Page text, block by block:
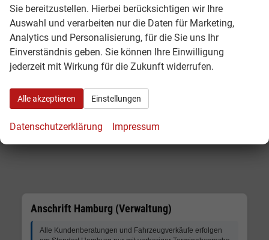
Anschrift Hamburg (Verwaltung)
Alle Kundenberatungen und Fahrzeugverkäufe erfolgen
Sie bereitzustellen. Hierbei berücksichtigen wir Ihre
Auswahl und verarbeiten nur die Daten für Marketing,
Analytics und Personalisierung, für die Sie uns Ihr
Einverständnis geben. Sie können Ihre Einwilligung
jederzeit mit Wirkung für die Zukunft widerrufen.
Alle akzeptieren Einstellungen
Datenschutzerklärung Impressum